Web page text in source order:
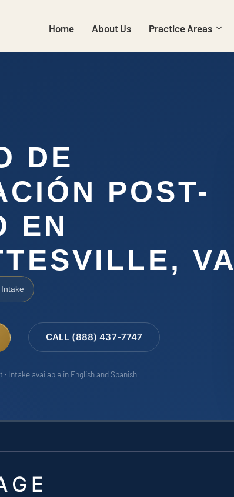
Home About Us Practice Areas
DE
POST-
EN
VA
Intake
CALL (888) 437-7747
Intake available in English and Spanish